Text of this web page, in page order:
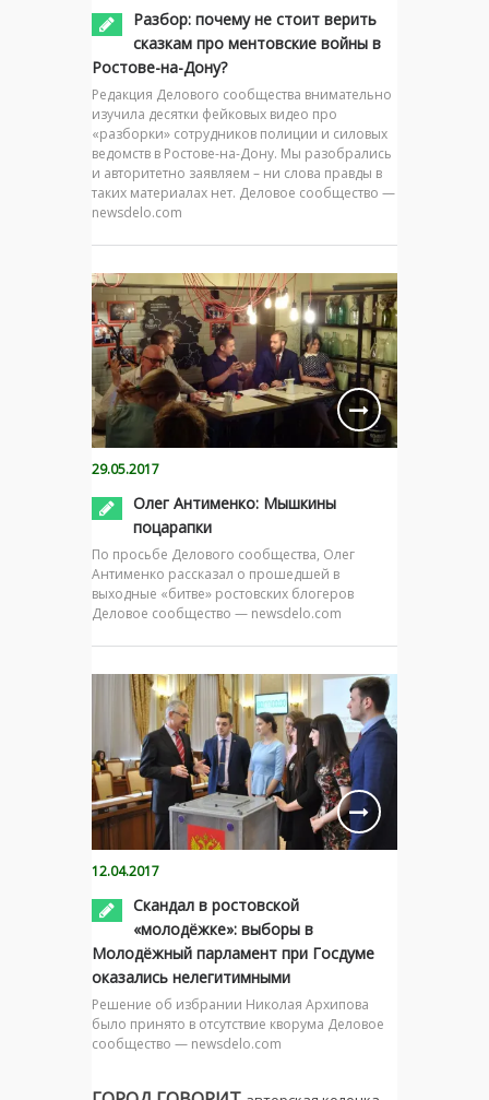
Разбор: почему не стоит верить
сказкам про ментовские войны в
Ростове-на-Дону?
Редакция Делового сообщества внимательно
изучила десятки фейковых видео про
«разборки» сотрудников полиции и силовых
ведомств в Ростове-на-Дону. Мы разобрались
и авторитетно заявляем – ни слова правды в
таких материалах нет. Деловое сообщество —
newsdelo.com
29.05.2017
Олег Антименко: Мышкины
поцарапки
По просьбе Делового сообщества, Олег
Антименко рассказал о прошедшей в
выходные «битве» ростовских блогеров
Деловое сообщество — newsdelo.com
12.04.2017
Скандал в ростовской
«молодёжке»: выборы в
Молодёжный парламент при Госдуме
оказались нелегитимными
Решение об избрании Николая Архипова
было принято в отсутствие кворума Деловое
сообщество — newsdelo.com